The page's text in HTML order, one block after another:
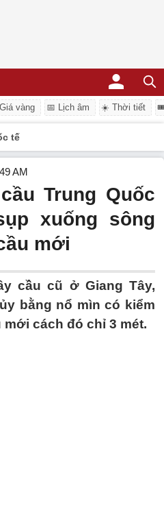
vàng 📅 Lịch âm ☀️ Thời tiết
tế
AM
Trung Quốc
xuống sông
mới
cầu cũ ở Giang Tây,
bằng nổ mìn có kiểm
cách đó chỉ 3 mét.